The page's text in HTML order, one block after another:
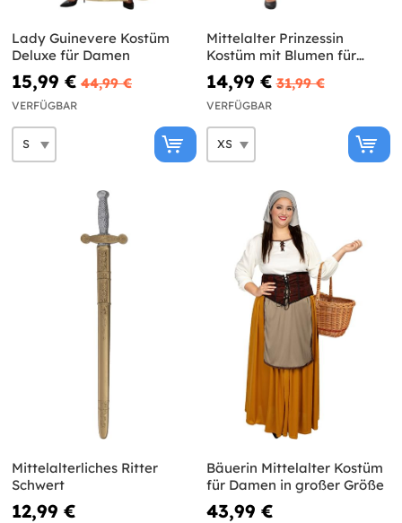
Lady Guinevere Kostüm
Deluxe für Damen
15,99 € 44,99 €
VERFÜGBAR
Mittelalter Prinzessin
Kostüm mit Blumen für
Damen
14,99 € 31,99 €
VERFÜGBAR
Mittelalterliches Ritter
Schwert
12,99 €
Bäuerin Mittelalter Kostüm
für Damen in großer Größe
43,99 €